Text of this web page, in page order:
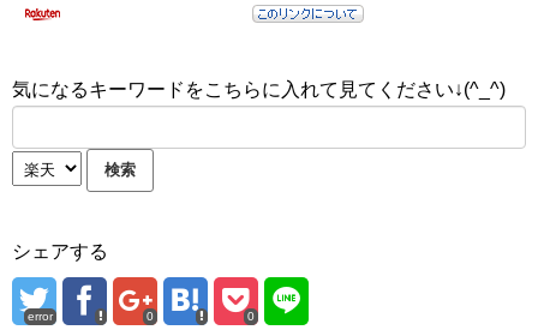
気になるキーワードをこちらに入れて見てください↓(^_^)
シェアする
error 0 0